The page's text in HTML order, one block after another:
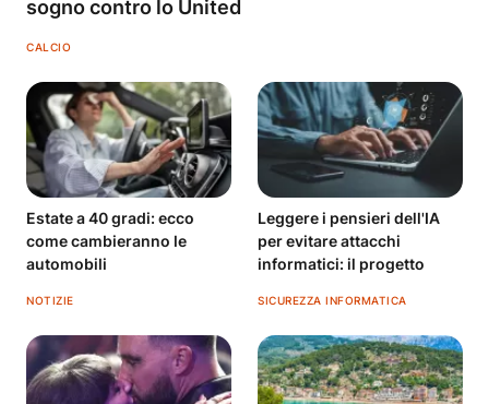
sogno contro lo United
CALCIO
Estate a 40 gradi: ecco
come cambieranno le
automobili
NOTIZIE
Leggere i pensieri dell'IA
per evitare attacchi
informatici: il progetto
SICUREZZA INFORMATICA